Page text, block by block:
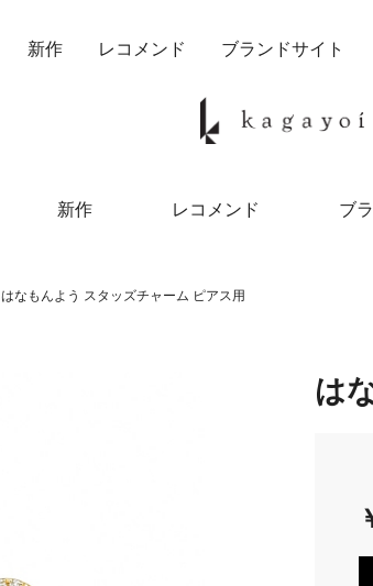
新作 レコメンド ブ
新作 レコメンド ブランドサイト
はなもんよう スタッズチャーム ピアス用
は